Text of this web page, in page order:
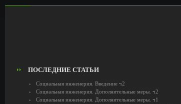
ПОСЛЕДНИЕ СТАТЬИ
Социальная инженерия. Введение ч2
Социальная инженерия. Дополнительные меры. ч2
Социальная инженерия. Дополнительные меры. ч1